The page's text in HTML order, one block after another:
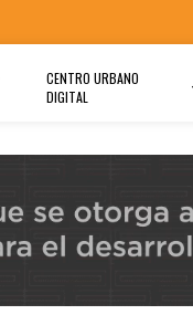
CENTRO URBANO
DIGITAL